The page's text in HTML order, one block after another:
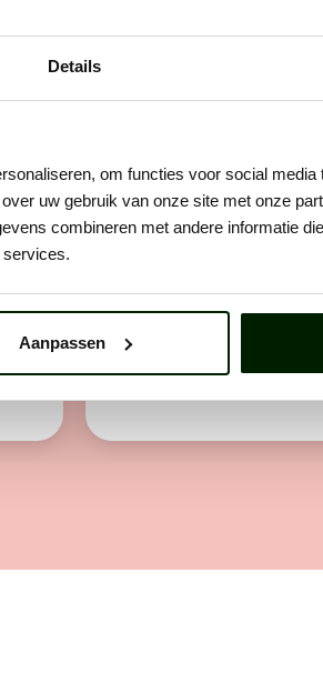
Details
om functies voor social media
uw gebruik van onze site met onze
combineren met andere informatie
Aanpassen
en
Stap 3: voorstellen
Na het gesprek gaat het
maken direct jouw profiel
plaatsing. Daarna stellen
aan een opdrachtgever!